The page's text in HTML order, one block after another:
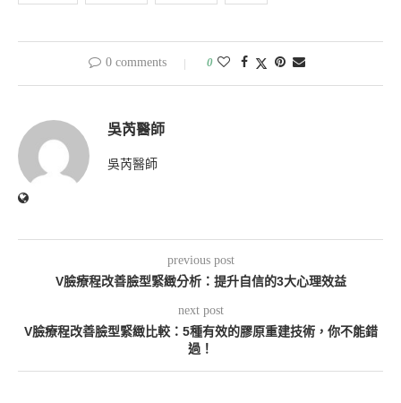
0 comments 0
吳芮醫師
吳芮醫師
previous post
V臉療程改善臉型緊緻分析：提升自信的3大心理效益
next post
V臉療程改善臉型緊緻比較：5種有效的膠原重建技術，你不能錯
過！